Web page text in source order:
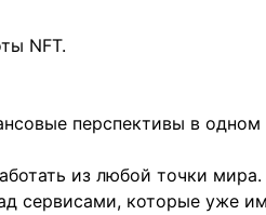
NFT.
перспективы в
из любой точки мира.
сервисами, которые уже